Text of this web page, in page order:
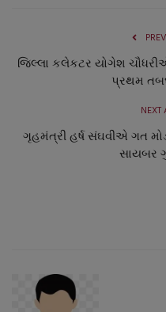
જિલ્લા કલેકટર યોગેશ
પ્રથમ
NEXT
ગૃહમંત્રી હર્ષ સંઘવીએ ગત
સાયબર